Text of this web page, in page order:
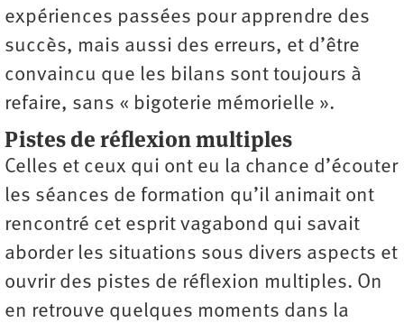
expériences passées pour apprendre des
succès, mais aussi des erreurs, et d’être
convaincu que les bilans sont toujours à
refaire, sans « bigoterie mémorielle ».
Pistes de réflexion multiples
Celles et ceux qui ont eu la chance d’écouter
les séances de formation qu’il animait ont
rencontré cet esprit vagabond qui savait
aborder les situations sous divers aspects et
ouvrir des pistes de réflexion multiples. On
en retrouve quelques moments dans la